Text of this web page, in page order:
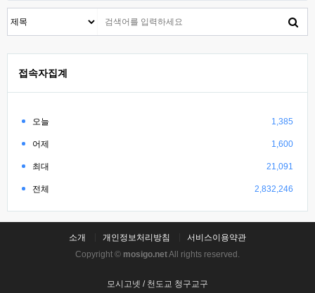
접속자집계
오늘 1,385
어제 1,600
최대 21,091
전체 2,832,246
소개 개인정보처리방침
서비스이용약관
Copyright © mosigo.netAll rights reserved.
모시고넷 / 천도교 청구교구